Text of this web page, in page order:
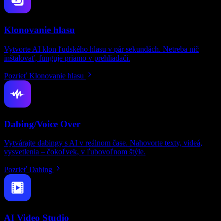
Klonovanie hlasu
Vytvorte AI klon ľudského hlasu v pár sekundách. Netreba nič
inštalovať, funguje priamo v prehliadači.
Pozrieť Klonovanie hlasu
Dabing/Voice Over
Vytvárajte dabingy s AI v reálnom čase. Nahovorte texty, videá,
vysvetlenia – čokoľvek, v ľubovoľnom štýle.
Pozrieť Dabing
AI Video Studio